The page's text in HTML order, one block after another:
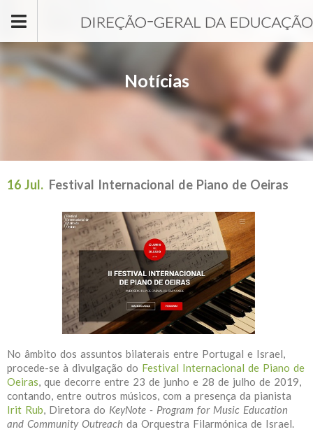
Notícias
16 Jul. Festival Internacional de Piano de Oeiras
No âmbito dos assuntos bilaterais entre Portugal e Israel,
procede-se à divulgação do Festival Internacional de Piano de
Oeiras, que decorre entre 23 de junho e 28 de julho de 2019,
contando, entre outros músicos, com a presença da pianista
Irit Rub, Diretora do KeyNote - Program for Music Education
and Community Outreach da Orquestra Filarmónica de Israel.